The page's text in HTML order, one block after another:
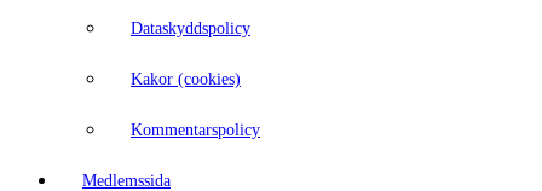
Dataskyddspolicy
Kakor (cookies)
Kommentarspolicy
Medlemssida